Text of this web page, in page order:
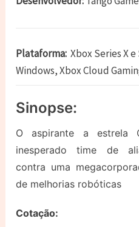
Plataforma:Xbox Series X
Windows, Xbox Cloud
Sinopse:
O aspirante a estrela
inesperado time de
contra uma
de melhorias robóticas
Cotação: